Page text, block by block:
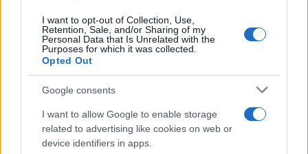
I want to opt-out of Collection, Use,
Retention, Sale, and/or Sharing of my
Personal Data that Is Unrelated with the
Purposes for which it was collected.
Opted Out
Google consents
I want to allow Google to enable storage
related to advertising like cookies on web or
device identifiers in apps.
Φίλιππος Μιχόπουλος – Κωνσταντίνα
Ευρυπίδου: Αγκαλιασμένοι και ερωτευμένοι
ποζάρουν στο ηλιοβασίλεμα της Σαντορίνης